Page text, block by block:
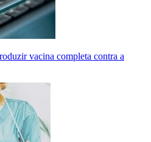
vacina completa contra a